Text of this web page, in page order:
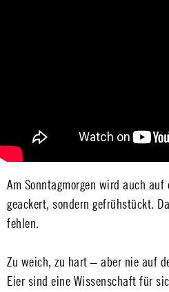
Am Sonntagmorgen wird auch
geackert, sondern gefrühstückt.
fehlen.
Zu weich, zu hart – aber nie auf
Eier sind eine Wissenschaft für